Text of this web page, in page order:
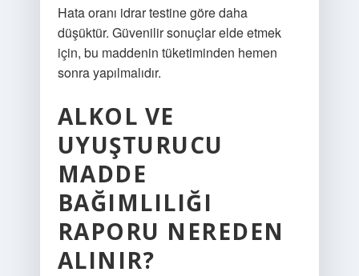
Hata oranı idrar testine göre daha
düşüktür. Güvenilir sonuçlar elde etmek
için, bu maddenin tüketiminden hemen
sonra yapılmalıdır.
ALKOL VE
UYUŞTURUCU
MADDE
BAĞIMLILIĞI
RAPORU NEREDEN
ALINIR?